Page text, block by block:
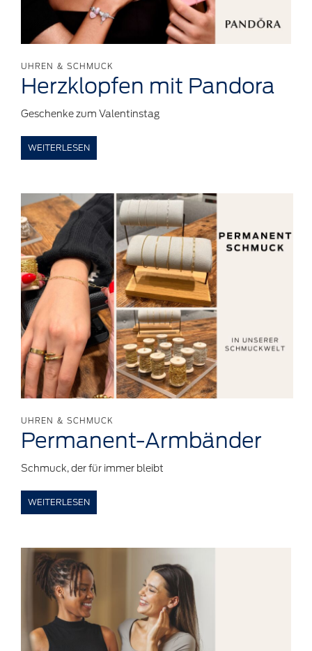
UHREN & SCHMUCK
Herzklopfen mit Pandora
Geschenke zum Valentinstag
WEITERLESEN
UHREN & SCHMUCK
Permanent-Armbänder
Schmuck, der für immer bleibt
WEITERLESEN